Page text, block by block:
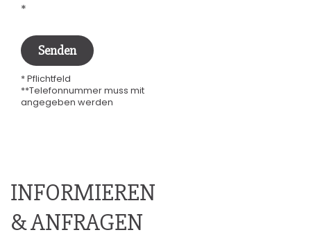
*
* Pflichtfeld
**Telefonnummer muss mit
angegeben werden
INFORMIEREN
& ANFRAGEN